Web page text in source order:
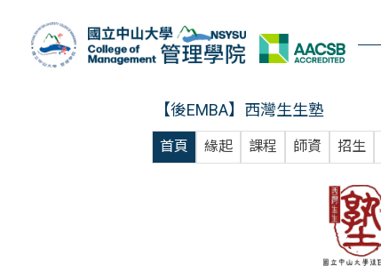
【後EMBA】西灣生生塾
首頁 緣起 課程 師資 招生